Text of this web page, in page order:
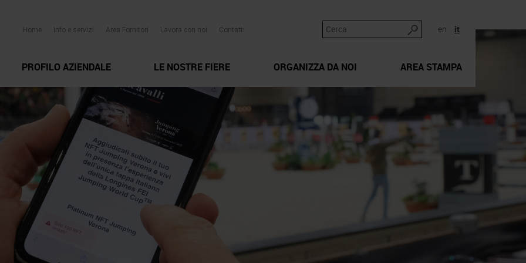
en it
Home Info e servizi Area Fornitori Lavora con noi Contatti
PROFILO AZIENDALE LE NOSTRE FIERE ORGANIZZA DA NOI AREA STAMPA